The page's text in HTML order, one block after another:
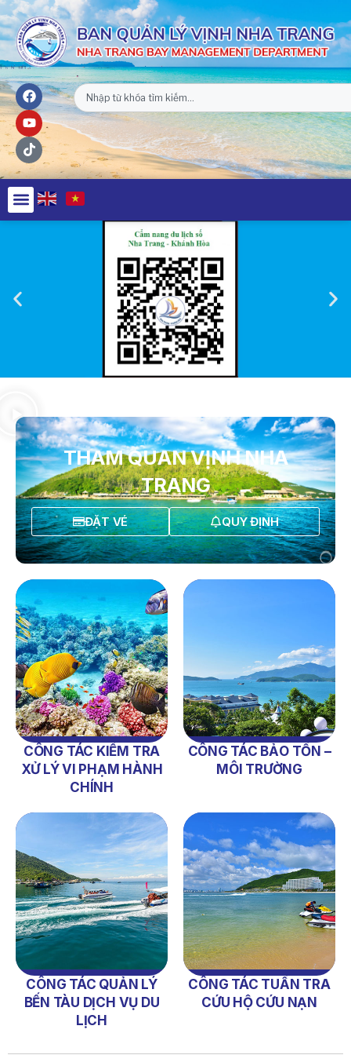
THAM QUAN VỊNH NHA
TRANG
ĐẶT VÉ QUY ĐỊNH
CÔNG TÁC KIỂM TRA
XỬ LÝ VI PHẠM HÀNH
CHÍNH
CÔNG TÁC BẢO TỒN –
MÔI TRƯỜNG
CÔNG TÁC QUẢN LÝ
BẾN TÀU DỊCH VỤ DU
LỊCH
CÔNG TÁC TUẦN TRA
CỨU HỘ CỨU NẠN
NỘI QUY BẾN THỦY NỘI ĐỊA HÒN MUN
NỘI QUY BẾN THỦY NỘI ĐỊA PHÚ QUÝ
NỘI QUY BẾN THỦY NỘI ĐỊA BẾN TÀU DU LỊCH NHA TRANG
QUYẾT ĐỊNH 939/QĐ-VNT Về Việc Công Khai Thực Hiện
Dự Toán Thu – Chi Ngân Sách 6 Tháng Đầu Năm 2026
QUYẾT ĐỊNH 938/QĐ-VNT Về Việc Điều Chỉnh Phụ Lục Ban